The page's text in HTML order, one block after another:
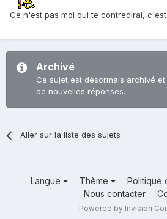
Ce n'est pas moi qui te contredirai,
Archivé
Ce sujet est désormais archivé
de nouvelles réponses.
Aller sur la liste des sujets
Langue Thème
Politique
Nous contacter
Powered by Invision